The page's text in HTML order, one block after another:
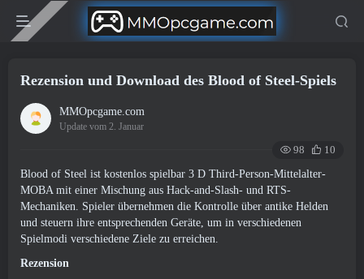
Rezension und Download des Blood of Steel-Spiels
MMOpcgame.com
Update vom 2. Januar
98
10
Blood of Steel ist kostenlos spielbar 3 D Third-Person-Mittelalter-
MOBA mit einer Mischung aus Hack-and-Slash- und RTS-
Mechaniken. Spieler übernehmen die Kontrolle über antike Helden
und steuern ihre entsprechenden Geräte, um in verschiedenen
Spielmodi verschiedene Ziele zu erreichen.
Rezension